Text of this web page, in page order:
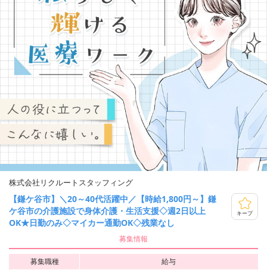
株式会社リクルートスタッフィング
【鎌ケ谷市】＼20～40代活躍中／【時給1,800円～】鎌
ケ谷市の介護施設で身体介護・生活支援◇週2日以上
OK★日勤のみ◇マイカー通勤OK◇残業なし
キープ
募集情報
募集職種
給与